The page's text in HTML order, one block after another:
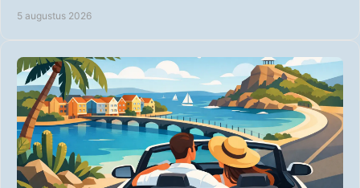
5 augustus 2026